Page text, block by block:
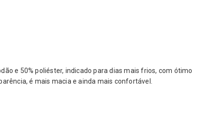
e 50% poliéster, indicado para dias mais frios, com ótimo
é mais macia e ainda mais confortável.